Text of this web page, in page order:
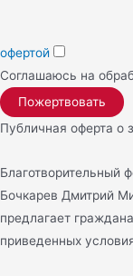
офертой
Соглашаюсь на
Публичная оферта о
Бочкарев Дмитрий
предлагает
приведенных